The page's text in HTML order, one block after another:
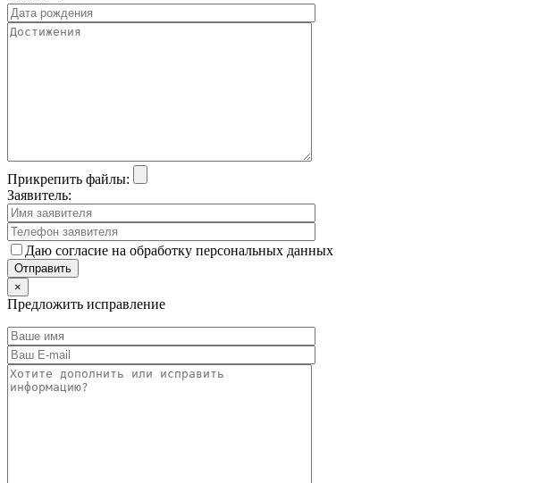
Прикрепить файлы:
Заявитель:
Даю согласие на обработку персональных данных
×
Предложить исправление